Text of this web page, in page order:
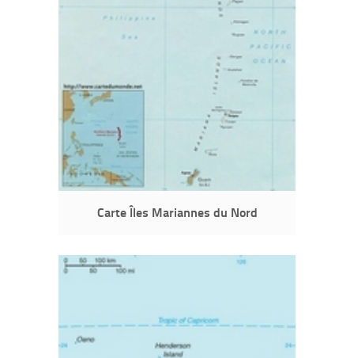
Carte Îles Mariannes du Nord